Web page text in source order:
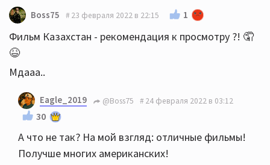
Boss75 23 февраля 2022 в 22:15 1
Фильм Казахстан - рекомендация к просмотру ?! 🤦
😆
Мдааа..
Eagle_2019 @Boss75 24 февраля 2022 в 03:12
30
А что не так? На мой взгляд: отличные фильмы!
Получше многих американских!